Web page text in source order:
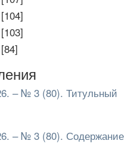
[104]
[103]
[84]
– № 3 (80). Титульный
– № 3 (80). Содержание